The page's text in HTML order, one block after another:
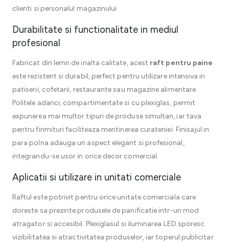
clienti si personalul magazinului.
Durabilitate si functionalitate in mediul
profesional
Fabricat din lemn de inalta calitate, acest raft pentru paine
este rezistent si durabil, perfect pentru utilizare intensiva in
patiserii, cofetarii, restaurante sau magazine alimentare.
Politele adanci, compartimentate si cu plexiglas, permit
expunerea mai multor tipuri de produse simultan, iar tava
pentru firimituri faciliteaza mentinerea curateniei. Finisajul in
para polna adauga un aspect elegant si profesional,
integrandu-se usor in orice decor comercial.
Aplicatii si utilizare in unitati comerciale
Raftul este potrivit pentru orice unitate comerciala care
doreste sa prezinte produsele de panificatie intr-un mod
atragator si accesibil. Plexiglasul si iluminarea LED sporesc
vizibilitatea si atractivitatea produselor, iar toperul publicitar